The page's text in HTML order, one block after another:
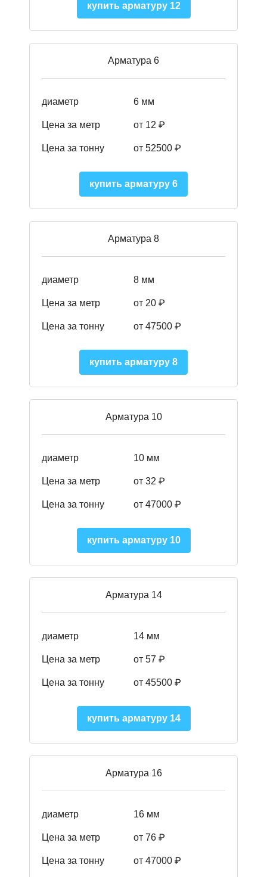
купить арматуру 12
Арматура 6
диаметр 6 мм
Цена за метр от 12 ₽
Цена за тонну от 52500 ₽
купить арматуру 6
Арматура 8
диаметр 8 мм
Цена за метр от 20 ₽
Цена за тонну от 47500 ₽
купить арматуру 8
Арматура 10
диаметр 10 мм
Цена за метр от 32 ₽
Цена за тонну от 47000 ₽
купить арматуру 10
Арматура 14
диаметр 14 мм
Цена за метр от 57 ₽
Цена за тонну от 45500 ₽
купить арматуру 14
Арматура 16
диаметр 16 мм
Цена за метр от 76 ₽
Цена за тонну от 47000 ₽